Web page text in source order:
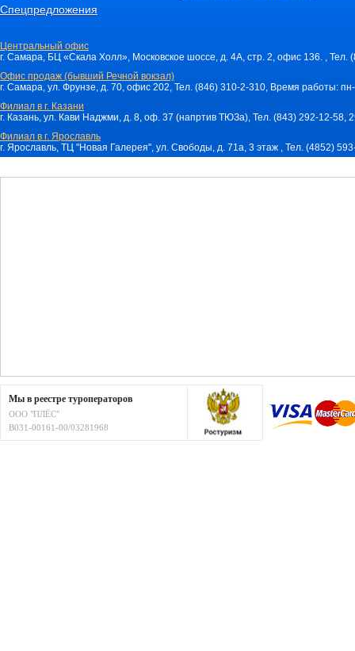
Спецпредложения
Центральный офис
г. Самара, БЦ «Скала Холл», Московское шоссе, д. 4А, стр. 2, офис 136. ,
Офис продаж (бывший Речной вокзал)
г. Самара, ул. Фрунзе, д. 70, офис 202, Тел. (846) 310-2-310, Время работы:
Филиал в г. Казани
г. Казань, ул. Кави Наджми, д. 8, оф. 37 (напртив ТЮЗа), Тел. (843) 292-12-
Филиал в г. Ярославль
г. Ярославль, ТЦ "Новая Галерея", ул. Свободы, д. 71a, 3 этаж , Тел. (4852)
Мы в реестре туроператоров
ООО "ПЛЁС"
В031-00161-00/03281968